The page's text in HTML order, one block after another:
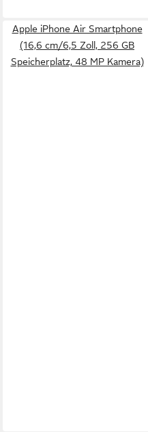
Apple iPhone Air Smartphone
(16,6 cm/6,5 Zoll, 256 GB
Speicherplatz, 48 MP Kamera)